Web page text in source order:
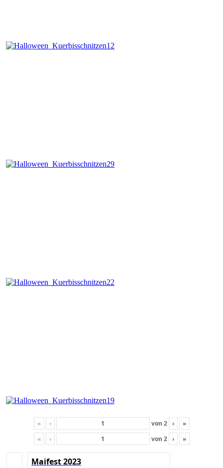
« ‹ von 2 ›
»
«
‹ von 2 › »
Maifest 2023